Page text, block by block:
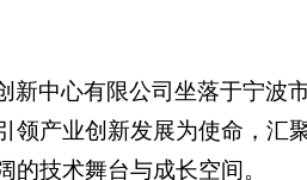
新中心有限公司坐落于宁波
领产业创新发展为使命，汇
的技术舞台与成长空间。